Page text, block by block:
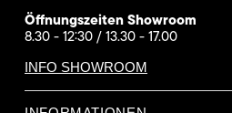
Öffnungszeiten Showroom
8.30 - 12:30 / 13.30 - 17.00
INFO SHOWROOM